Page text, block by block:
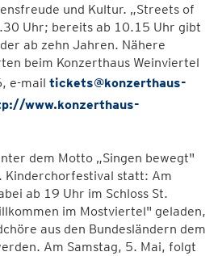
und Kultur. „Streets of
Uhr; bereits ab 10.15 Uhr gibt
ab zehn Jahren. Nähere
beim Konzerthaus Weinviertel
e-mail tickets@konzerthaus-
www.konzerthaus-
dem Motto „Singen bewegt"
Kinderchorfestival statt: Am
ab 19 Uhr im Schloss St.
im Mostviertel" geladen,
aus den Bundesländern dem
Am Samstag, 5. Mai, folgt